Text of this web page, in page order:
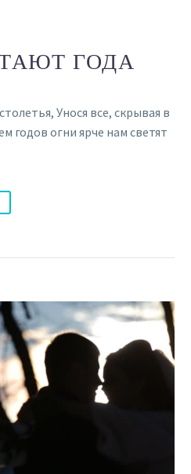
ГОДА
Унося все, скрывая в
годов огни ярче нам светят